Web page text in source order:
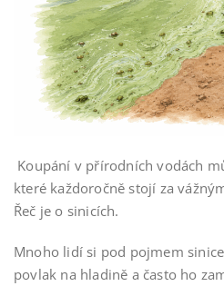
Koupání v přírodních vodách
které každoročně stojí za
Řeč je o sinicích.
Mnoho lidí si pod pojmem
povlak na hladině a často ho